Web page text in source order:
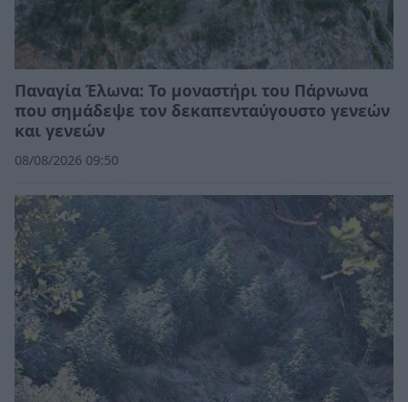
Παναγία Έλωνα: Το μοναστήρι του Πάρνωνα
που σημάδεψε τον δεκαπενταύγουστο γενεών
και γενεών
08/08/2026 09:50